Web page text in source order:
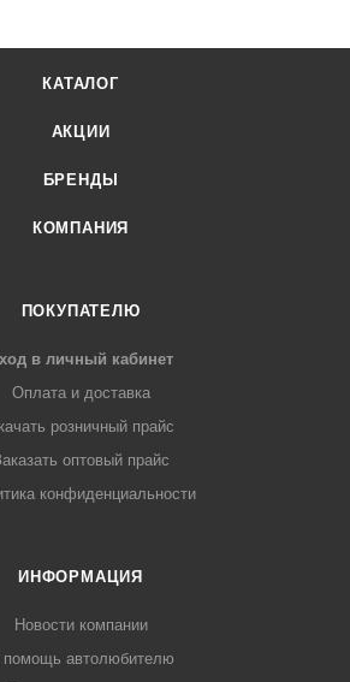
КАТАЛОГ
АКЦИИ
БРЕНДЫ
КОМПАНИЯ
ПОКУПАТЕЛЮ
в личный кабинет
Оплата и доставка
розничный прайс
оптовый прайс
конфиденциальности
ИНФОРМАЦИЯ
Новости компании
помощь автолюбителю